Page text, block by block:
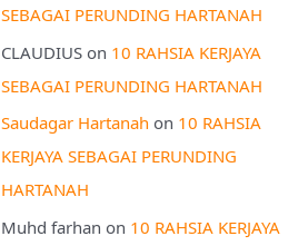
SEBAGAI PERUNDING HARTANAH
CLAUDIUS on 10 RAHSIA KERJAYA
SEBAGAI PERUNDING HARTANAH
Saudagar Hartanah on 10 RAHSIA
KERJAYA SEBAGAI PERUNDING
HARTANAH
Muhd farhan on 10 RAHSIA KERJAYA